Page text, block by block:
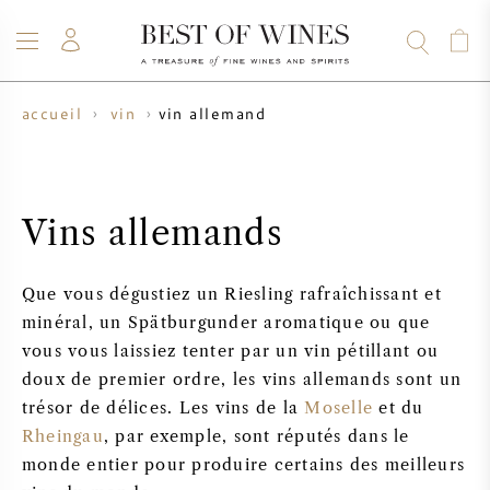
VIN
NOUVEAUTÉS
PRODUCTEUR DE VIN
TABLEAU DES MILLESIMES
PRÉVENTE
CHAMPAGNE
KRUG
BOLLINGER
WHISKY
RHUM
SPIRITUEUX
VENTE
VENTE DE WHISKY
PRÉVENTE
BORDEAUX EN PRIMEUR
BLOG
À PROPOS
accueil vin vin allemand
Vins allemands
Que vous dégustiez un Riesling rafraîchissant et
minéral, un Spätburgunder aromatique ou que
vous vous laissiez tenter par un vin pétillant ou
doux de premier ordre, les vins allemands sont un
trésor de délices. Les vins de laMoselle et du
Rheingau, par exemple, sont réputés dans le
monde entier pour produire certains des meilleurs